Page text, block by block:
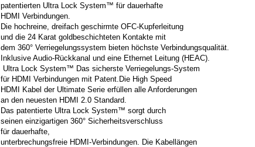
patentierten Ultra Lock System™ für dauerhafte
HDMI Verbindungen.
Die hochreine, dreifach geschirmte OFC-Kupferleitung
und die 24 Karat goldbeschichteten Kontakte mit
dem 360° Verriegelungssystem bieten höchste Verbindungsqualität.
Inklusive Audio-Rückkanal und eine Ethernet Leitung (HEAC).
Ultra Lock System™ Das sicherste Verriegelungs-System
für HDMI Verbindungen mit Patent.Die High Speed
HDMI Kabel der Ultimate Serie erfüllen alle Anforderungen
an den neuesten HDMI 2.0 Standard.
Das patentierte Ultra Lock System™ sorgt durch
seinen einzigartigen 360° Sicherheitsverschluss
für dauerhafte,
unterbrechungsfreie HDMI-Verbindungen. Die Kabellängen